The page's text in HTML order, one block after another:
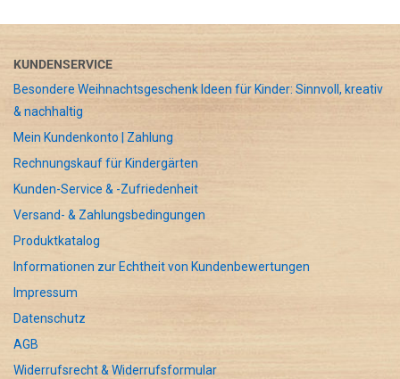
KUNDENSERVICE
Besondere Weihnachtsgeschenk Ideen für Kinder: Sinnvoll, kreativ
& nachhaltig
Mein Kundenkonto | Zahlung
Rechnungskauf für Kindergärten
Kunden-Service & -Zufriedenheit
Versand- & Zahlungsbedingungen
Produktkatalog
Informationen zur Echtheit von Kundenbewertungen
Impressum
Datenschutz
AGB
Widerrufsrecht & Widerrufsformular